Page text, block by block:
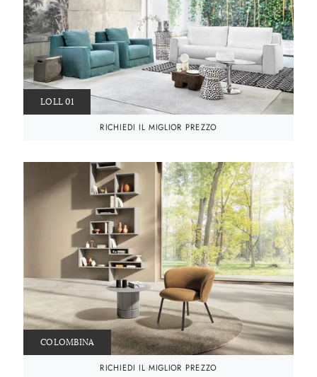
LOLL 01
RICHIEDI IL MIGLIOR PREZZO
COLOMBINA
RICHIEDI IL MIGLIOR PREZZO